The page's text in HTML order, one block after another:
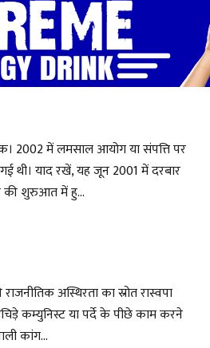
2002 में लमसाल आयोग या संपत्ति पर
थी। याद रखें, यह जून 2001 में दरबार
की शुरुआत में हु...
अस्थिरता का स्रोत रास्वपा
कम्युनिस्ट या पर्दे के पीछे काम करने
कांग...